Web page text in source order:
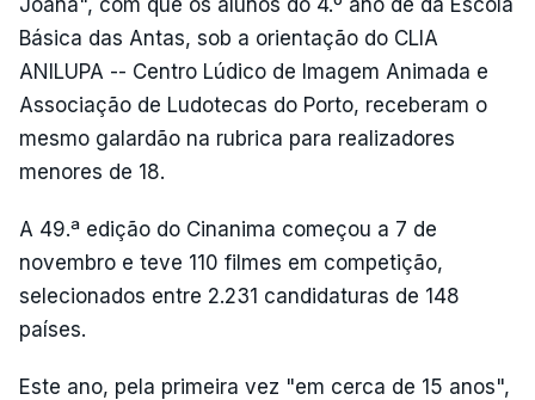
Joana", com que os alunos do 4.º ano de da Escola
Básica das Antas, sob a orientação do CLIA
ANILUPA -- Centro Lúdico de Imagem Animada e
Associação de Ludotecas do Porto, receberam o
mesmo galardão na rubrica para realizadores
menores de 18.
A 49.ª edição do Cinanima começou a 7 de
novembro e teve 110 filmes em competição,
selecionados entre 2.231 candidaturas de 148
países.
Este ano, pela primeira vez "em cerca de 15 anos",